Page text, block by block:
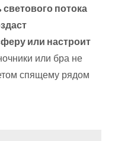
потока
или настроит
или бра не
спящему рядом